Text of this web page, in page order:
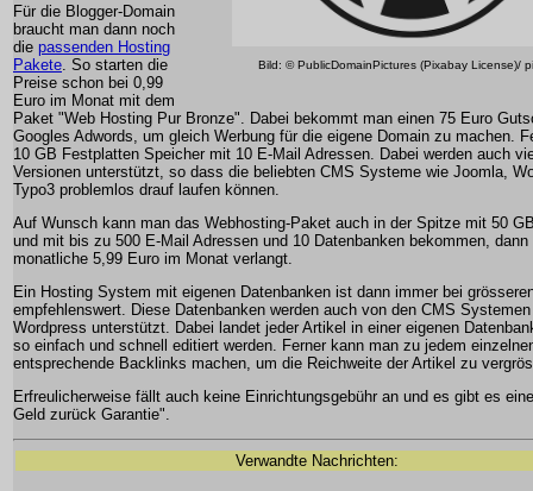
Bild: © PublicDomainPictures (Pixabay License)/
Für die Blogger-Domain
braucht man dann noch
die passenden Hosting
Pakete . So starten die
Preise schon bei 0,99
Euro im Monat mit dem
Paket "Web Hosting Pur Bronze". Dabei bekommt man einen 75 Euro
Googles Adwords, um gleich Werbung für die eigene Domain zu machen.
10 GB Festplatten Speicher mit 10 E-Mail Adressen. Dabei werden auch
Versionen unterstützt, so dass die beliebten CMS Systeme wie Joomla,
Typo3 problemlos drauf laufen können.
Auf Wunsch kann man das Webhosting-Paket auch in der Spitze mit 50
und mit bis zu 500 E-Mail Adressen und 10 Datenbanken bekommen, dann
monatliche 5,99 Euro im Monat verlangt.
Ein Hosting System mit eigenen Datenbanken ist dann immer bei
empfehlenswert. Diese Datenbanken werden auch von den CMS
Wordpress unterstützt. Dabei landet jeder Artikel in einer eigenen
so einfach und schnell editiert werden. Ferner kann man zu jedem
entsprechende Backlinks machen, um die Reichweite der Artikel zu
Erfreulicherweise fällt auch keine Einrichtungsgebühr an und es gibt es
Geld zurück Garantie".
Verwandte Nachrichten: